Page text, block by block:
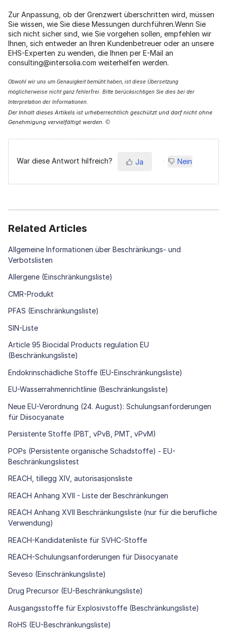
Zur Anpassung, ob der Grenzwert überschritten wird, müssen
Sie wissen, wie Sie diese Messungen durchführen.Wenn Sie
sich nicht sicher sind, wie Sie vorgehen sollen, empfehlen wir
Ihnen, sich entweder an Ihren Kundenbetreuer oder an unsere
EHS-Experten zu wenden, die Ihnen per E-Mail an
consulting@intersolia.com weiterhelfen werden.
Obwohl wir uns um Genauigkeit bemüht haben, ist diese Übersetzung
möglicherweise nicht ganz fehlerfrei. Bitte berücksichtigen Sie dies bei der
Interpretation der Informationen.
Der Inhalt dieses Artikels ist urheberrechtlich geschützt und darf nicht ohne
Genehmigung vervielfältigt werden. ©
War diese Antwort hilfreich? Ja Nein
Related Articles
Allgemeine Informationen über Beschränkungs- und
Verbotslisten
Allergene (Einschränkungsliste)
CMR-Produkt
PFAS (Einschränkungsliste)
SIN-Liste
Article 95 Biocidal Products regulation EU
(Beschränkungsliste)
Endokrinschädliche Stoffe (EU-Einschränkungsliste)
EU-Wasserrahmenrichtlinie (Beschränkungsliste)
Neue EU-Verordnung (24. August): Schulungsanforderungen
für Diisocyanate
Persistente Stoffe (PBT, vPvB, PMT, vPvM)
POPs (Persistente organische Schadstoffe) - EU-
Beschränkungslistest
REACH, tillegg XIV, autorisasjonsliste
REACH Anhang XVII - Liste der Beschränkungen
REACH Anhang XVII Beschränkungsliste (nur für die berufliche
Verwendung)
REACH-Kandidatenliste für SVHC-Stoffe
REACH-Schulungsanforderungen für Diisocyanate
Seveso (Einschränkungsliste)
Drug Precursor (EU-Beschränkungsliste)
Ausgangsstoffe für Explosivstoffe (Beschränkungsliste)
RoHS (EU-Beschränkungsliste)